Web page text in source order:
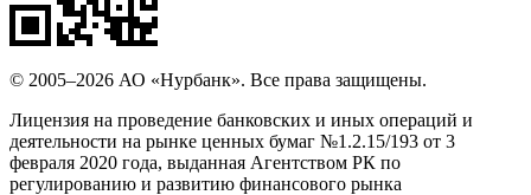
© 2005–2026 АО «Нурбанк». Все права защищены.
Лицензия на проведение банковских и иных операций и
деятельности на рынке ценных бумаг №1.2.15/193 от 3
февраля 2020 года, выданная Агентством РК по
регулированию и развитию финансового рынка